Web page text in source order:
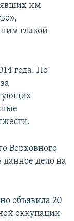
им
главой
года. По
Верховного
дело на
объявила 20
оккупации